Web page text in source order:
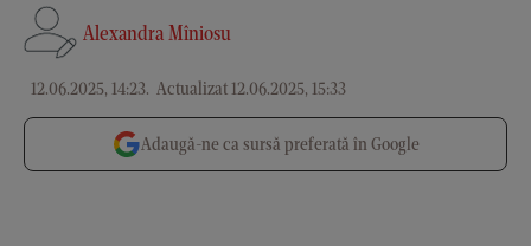
Alexandra Mîniosu
12.06.2025, 14:23. Actualizat 12.06.2025, 15:33
Adaugă-ne ca sursă preferată în Google